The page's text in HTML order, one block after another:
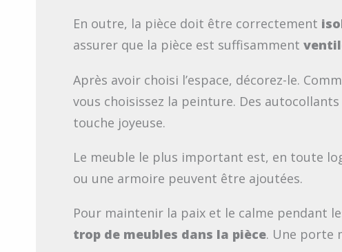
En outre, la pièce doit être correctement
assurer que la pièce est suffisamment
Après avoir choisi l’espace, décorez-le.
vous choisissez la peinture. Des
touche joyeuse.
Le meuble le plus important est, en toute
ou une armoire peuvent être ajoutées.
Pour maintenir la paix et le calme pendant
trop de meubles dans la pièce. Une porte